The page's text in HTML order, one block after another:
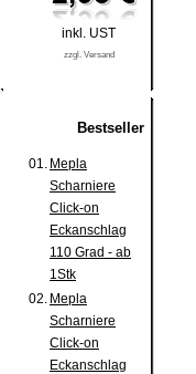
inkl. UST
zzgl. Versand
Bestseller
01. Mepla
Scharniere
Click-on
Eckanschlag
110 Grad - ab
1Stk
02. Mepla
Scharniere
Click-on
Eckanschlag